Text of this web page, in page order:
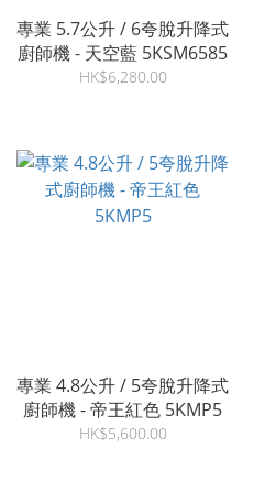
專業 5.7公升 / 6夸脫升降式
廚師機 - 天空藍 5KSM6585
HK$6,280.00
專業 4.8公升 / 5夸脫升降式
廚師機 - 帝王紅色 5KMP5
HK$5,600.00